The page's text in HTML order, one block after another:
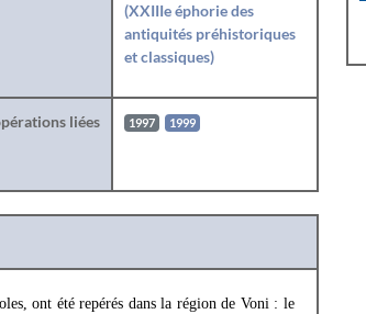
(XXIIIe éphorie des
antiquités préhistoriques
et classiques)
liées 1997 1999
ont été repérés dans la région de Voni : le